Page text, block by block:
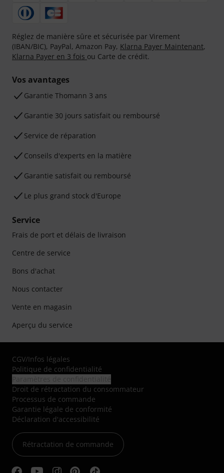
Réglez de manière sûre et sécurisée par Virement
(IBAN/BIC), PayPal, Amazon Pay, Klarna Payer Maintenant,
Klarna Payer en 3 fois ou Carte de crédit.
Vos avantages
Ga­ran­tie Thomann 3 ans
Garantie 30 jours satisfait ou remboursé
Service de réparation
Conseils d'experts en la matière
Garantie satisfait ou remboursé
Le plus grand stock d'Europe
Service
Frais de port et délais de livraison
Centre de service
Bons d'achat
Nous contacter
Vente en magasin
Aperçu du service
CGV/Infos légales
Politique de confidentialité
Droit de rétractation du consommateur
Processus de commande
Garantie légale de conformité
Déclaration d'accessibilité
Rétractation de commande